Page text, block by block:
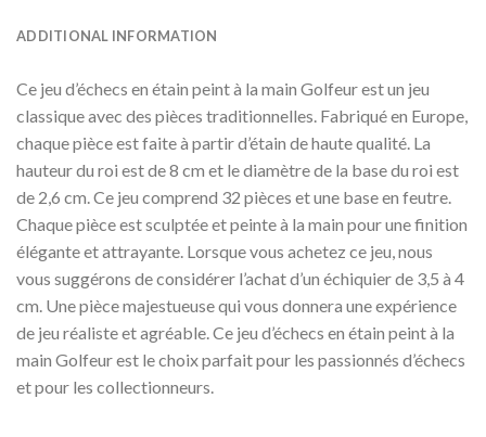
ADDITIONAL INFORMATION
Ce jeu d’échecs en étain peint à la main Golfeur est un jeu
classique avec des pièces traditionnelles. Fabriqué en Europe,
chaque pièce est faite à partir d’étain de haute qualité. La
hauteur du roi est de 8 cm et le diamètre de la base du roi est
de 2,6 cm. Ce jeu comprend 32 pièces et une base en feutre.
Chaque pièce est sculptée et peinte à la main pour une finition
élégante et attrayante. Lorsque vous achetez ce jeu, nous
vous suggérons de considérer l’achat d’un échiquier de 3,5 à 4
cm. Une pièce majestueuse qui vous donnera une expérience
de jeu réaliste et agréable. Ce jeu d’échecs en étain peint à la
main Golfeur est le choix parfait pour les passionnés d’échecs
et pour les collectionneurs.